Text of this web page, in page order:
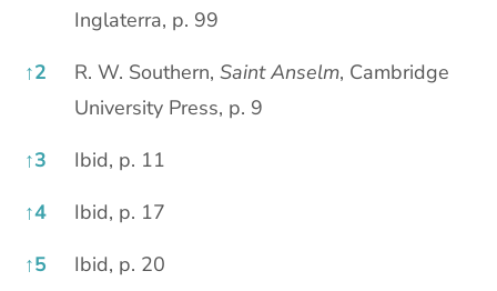
Inglaterra, p. 99
↑2 R. W. Southern,Saint Anselm, Cambridge
University Press, p. 9
↑3
Ibid, p. 11
↑4
Ibid, p. 17
↑5
Ibid, p. 20